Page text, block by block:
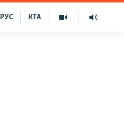
КТА
РУС